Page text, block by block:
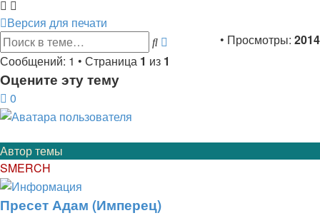
Версия для печати
• Просмотры: 2014
ПоискРасширенный
поиск
Сообщений: 1 • Страница 1 из 1
Оцените эту тему
0
Автор темы
SMERCH
Пресет Адам (Имперец)